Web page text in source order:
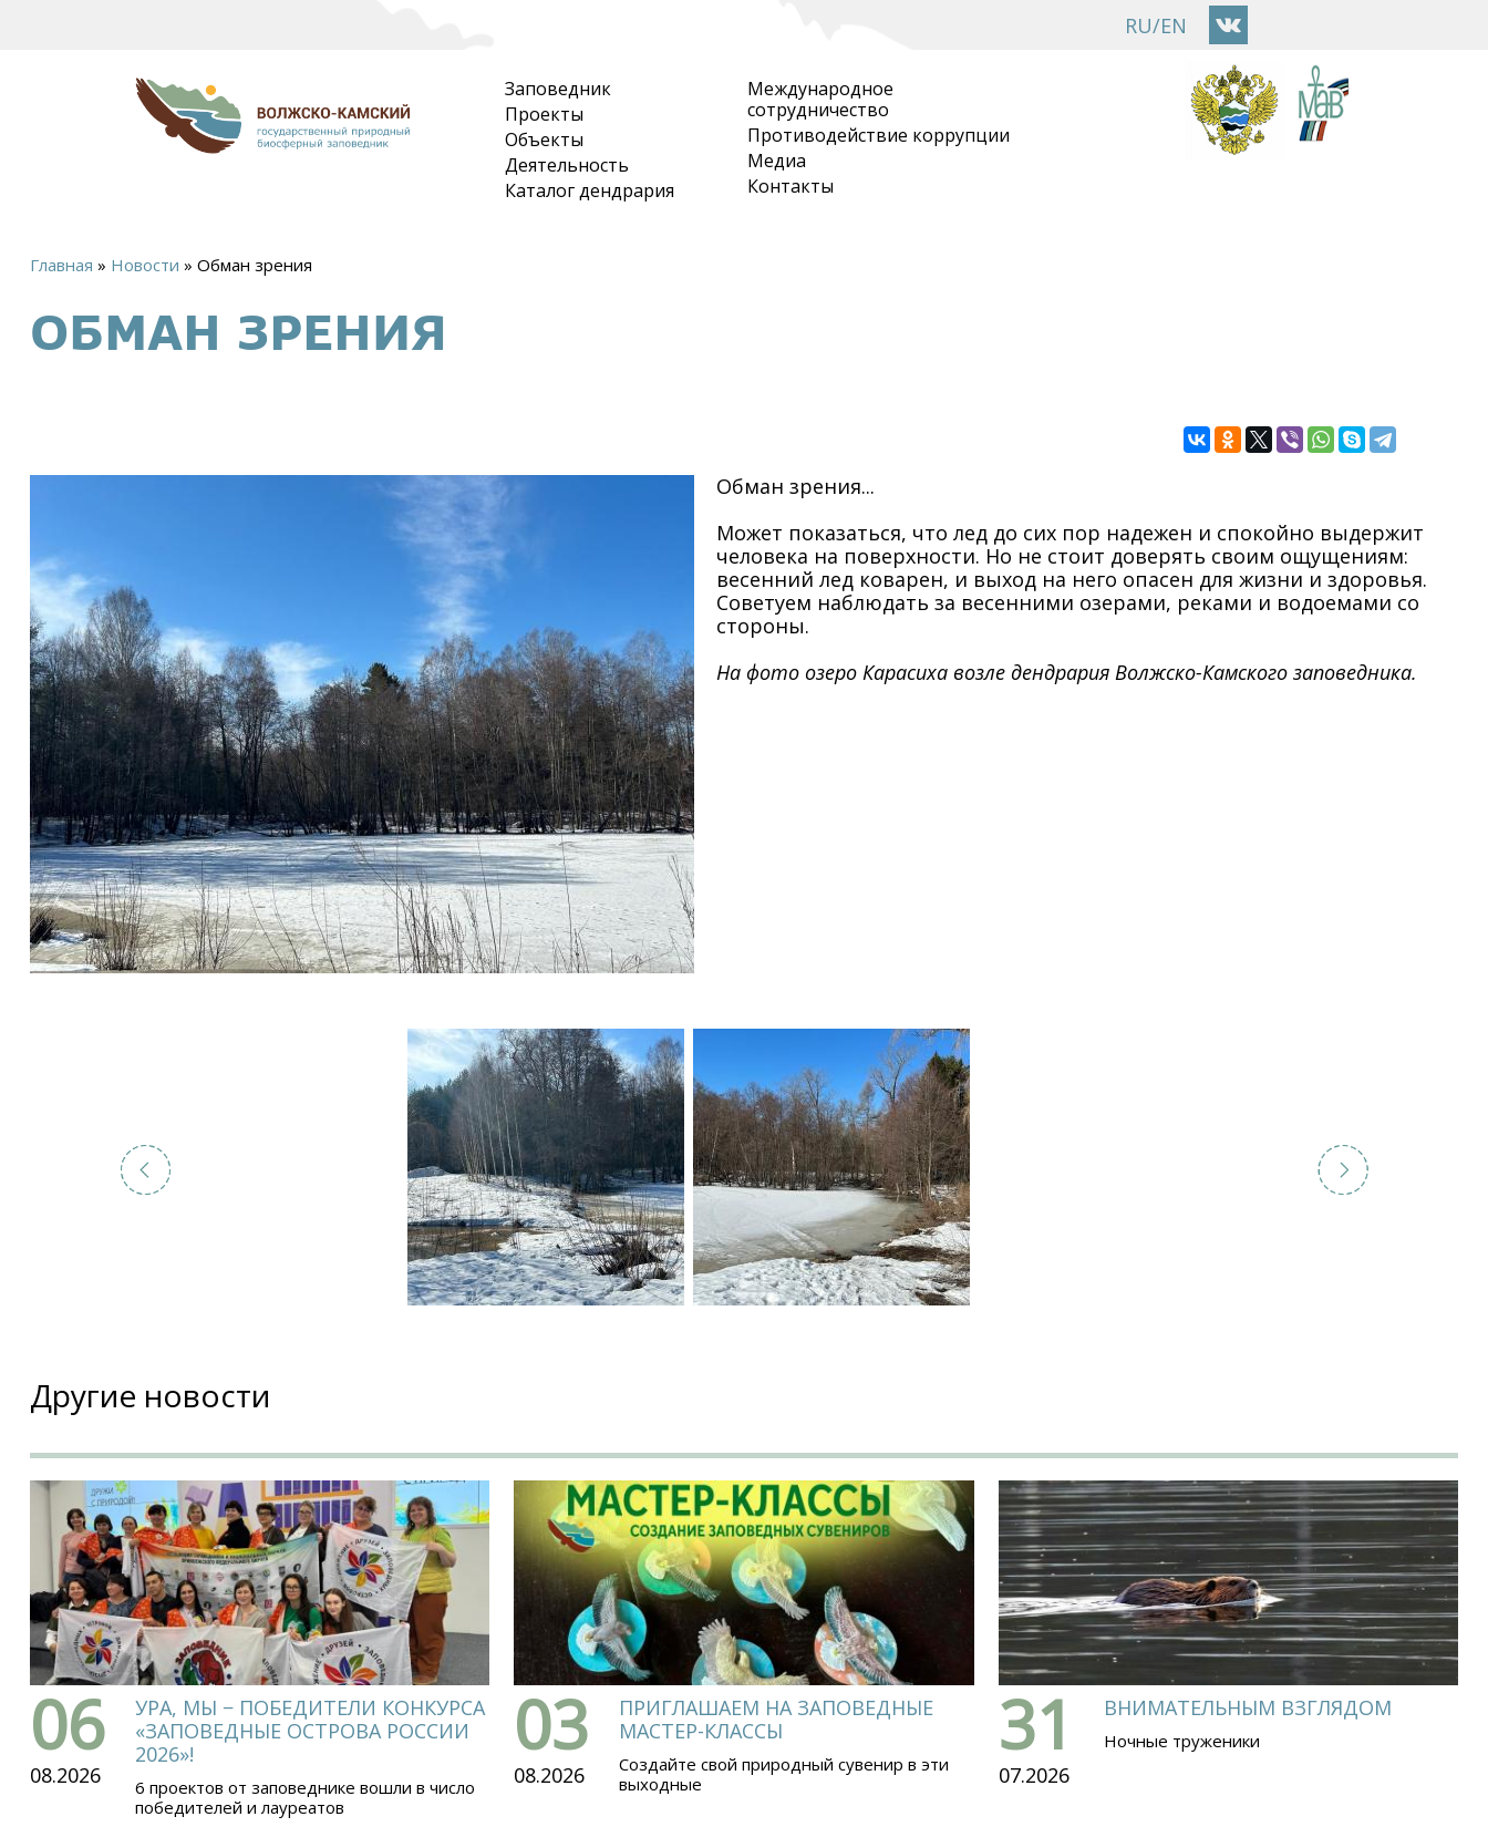
RU/EN
Заповедник
Проекты
Объекты
Деятельность
Каталог дендрария
Международное
сотрудничество
Противодействие коррупции
Медиа
Контакты
здесь
Главная » Новости » Обман зрения
ОБМАН ЗРЕНИЯ
Обман зрения...
Может показаться, что лед до сих пор надежен и спокойно выдержит
человека на поверхности. Но не стоит доверять своим ощущениям:
весенний лед коварен, и выход на него опасен для жизни и здоровья.
Советуем наблюдать за весенними озерами, реками и водоемами со
стороны.
На фото озеро Карасиха возле дендрария Волжско-Камского заповедника.
Другие новости
06
08.2026
УРА, МЫ − ПОБЕДИТЕЛИ КОНКУРСА
«ЗАПОВЕДНЫЕ ОСТРОВА РОССИИ
2026»!
6 проектов от заповеднике вошли в число
победителей и лауреатов
03
08.2026
ПРИГЛАШАЕМ НА ЗАПОВЕДНЫЕ
МАСТЕР-КЛАССЫ
Создайте свой природный сувенир в эти
выходные
31
07.2026
ВНИМАТЕЛЬНЫМ ВЗГЛЯДОМ
Ночные труженики